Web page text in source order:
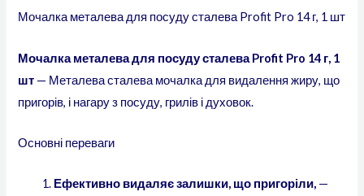
Мочалка металева для посуду сталева Profit Pro 14 г, 1 шт
Мочалка металева для посуду сталева Profit Pro 14 г, 1
шт — Металева сталева мочалка для видалення жиру, що
пригорів, і нагару з посуду, грилів і духовок.
Основні переваги
Ефективно видаляє залишки, що пригоріли, —